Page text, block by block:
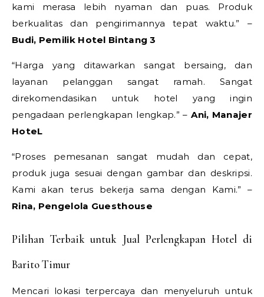
kami merasa lebih nyaman dan puas. Produk
berkualitas dan pengirimannya tepat waktu.” –
Budi, Pemilik Hotel Bintang 3
“Harga yang ditawarkan sangat bersaing, dan
layanan pelanggan sangat ramah. Sangat
direkomendasikan untuk hotel yang ingin
pengadaan perlengkapan lengkap.” –Ani, Manajer
HoteL
“Proses pemesanan sangat mudah dan cepat,
produk juga sesuai dengan gambar dan deskripsi.
Kami akan terus bekerja sama dengan Kami.” –
Rina, Pengelola Guesthouse
Pilihan Terbaik untuk Jual Perlengkapan Hotel di
Barito Timur
Mencari lokasi terpercaya dan menyeluruh untuk